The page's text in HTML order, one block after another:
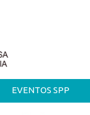
EVENTOS SPP